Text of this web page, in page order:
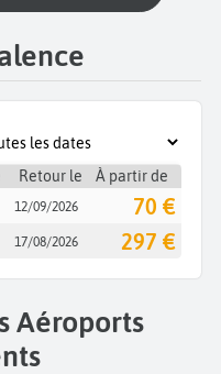
Retour le À partir de
12/09/2026 70 €
17/08/2026 297 €
Aéroports